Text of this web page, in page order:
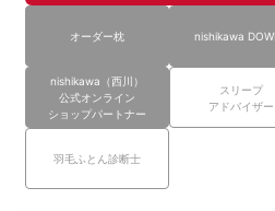
オーダー枕 nishikawa
nishikawa（西川）
公式オンライン
ショップパートナー
スリープ
アドバイザー
羽毛ふとん診断士